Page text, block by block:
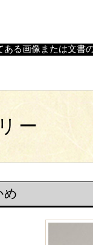
ある画像または文書
ー
め